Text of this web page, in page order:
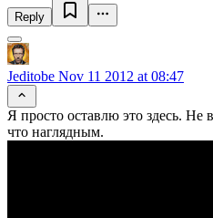
Reply
Jeditobe Nov 11 2012 at 08:47
Я просто оставлю это здесь. Не
что наглядным.